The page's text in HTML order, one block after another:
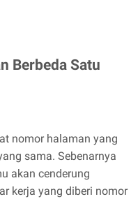
Berbeda Satu
nomor halaman yang
sama. Sebenarnya
akan cenderung
kerja yang diberi nomor